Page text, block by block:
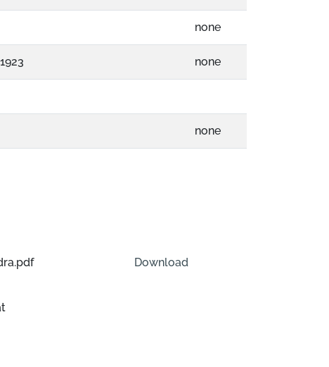
none
none
none
Download